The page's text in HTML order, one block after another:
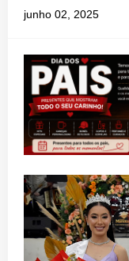
junho 02, 2025